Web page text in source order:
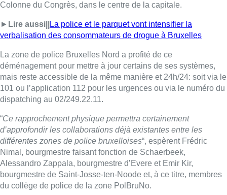
Colonne du Congrès, dans le centre de la capitale.
► Lire aussi||
La police et le parquet vont intensifier la
verbalisation des consommateurs de drogue à Bruxelles
La zone de police Bruxelles Nord a profité de ce
déménagement pour mettre à jour certains de ses systèmes,
mais reste accessible de la même manière et 24h/24: soit via le
101 ou l’application 112 pour les urgences ou via le numéro du
dispatching au 02/249.22.11.
“Ce rapprochement physique permettra certainement
d’approfondir les collaborations déjà existantes entre les
différentes zones de police bruxelloises“, espèrent Frédric
Nimal, bourgmestre faisant fonction de Schaerbeek,
Alessandro Zappala, bourgmestre d’Evere et Emir Kir,
bourgmestre de Saint-Josse-ten-Noode et, à ce titre, membres
du collège de police de la zone PolBruNo.